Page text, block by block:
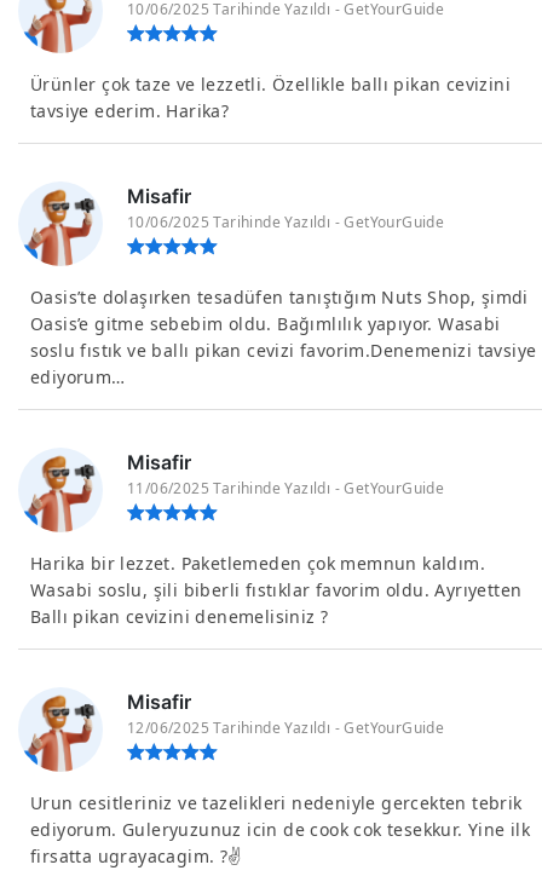
10/06/2025 Tarihinde Yazıldı - GetYourGuide
Ürünler çok taze ve lezzetli. Özellikle ballı pikan cevizini
tavsiye ederim. Harika?
Misafir
10/06/2025 Tarihinde Yazıldı - GetYourGuide
Oasis’te dolaşırken tesadüfen tanıştığım Nuts Shop, şimdi
Oasis’e gitme sebebim oldu. Bağımlılık yapıyor. Wasabi
soslu fıstık ve ballı pikan cevizi favorim.Denemenizi tavsiye
ediyorum…
Misafir
11/06/2025 Tarihinde Yazıldı - GetYourGuide
Harika bir lezzet. Paketlemeden çok memnun kaldım.
Wasabi soslu, şili biberli fıstıklar favorim oldu. Ayrıyetten
Ballı pikan cevizini denemelisiniz ?
Misafir
12/06/2025 Tarihinde Yazıldı - GetYourGuide
Urun cesitleriniz ve tazelikleri nedeniyle gercekten tebrik
ediyorum. Guleryuzunuz icin de cook cok tesekkur. Yine ilk
firsatta ugrayacagim. ?✌️